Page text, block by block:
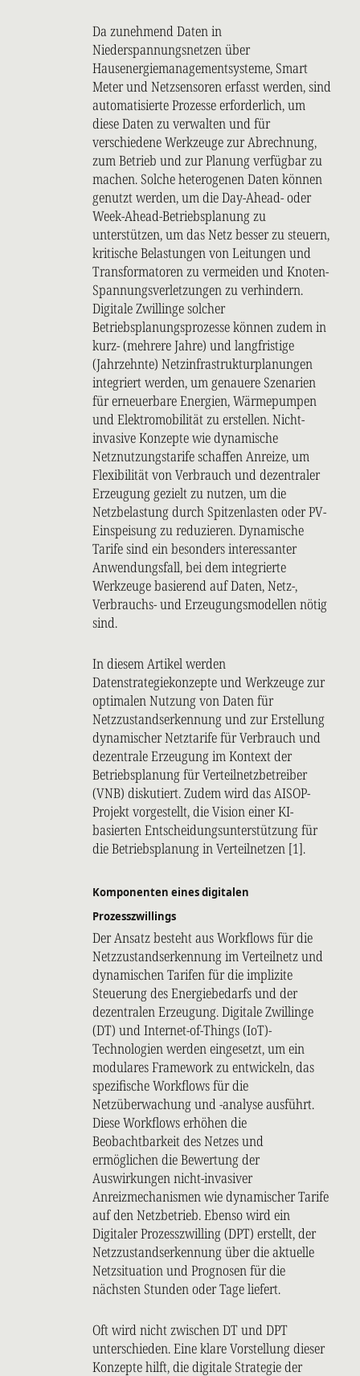
Da zunehmend Daten in
Niederspannungsnetzen über
Hausenergiemanagementsysteme, Smart
Meter und Netzsensoren erfasst werden, sind
automatisierte Prozesse erforderlich, um
diese Daten zu verwalten und für
verschiedene Werkzeuge zur Abrechnung,
zum Betrieb und zur Planung verfügbar zu
machen. Solche heterogenen Daten können
genutzt werden, um die Day-Ahead- oder
Week-Ahead-Betriebsplanung zu
unterstützen, um das Netz besser zu steuern,
kritische Belastungen von Leitungen und
Transformatoren zu vermeiden und Knoten-
Spannungsverletzungen zu verhindern.
Digitale Zwillinge solcher
Betriebsplanungsprozesse können zudem in
kurz- (mehrere Jahre) und langfristige
(Jahrzehnte) Netzinfrastrukturplanungen
integriert werden, um genauere Szenarien
für erneuerbare Energien, Wärmepumpen
und Elektromobilität zu erstellen. Nicht-
invasive Konzepte wie dynamische
Netznutzungstarife schaffen Anreize, um
Flexibilität von Verbrauch und dezentraler
Erzeugung gezielt zu nutzen, um die
Netzbelastung durch Spitzenlasten oder PV-
Einspeisung zu reduzieren. Dynamische
Tarife sind ein besonders interessanter
Anwendungsfall, bei dem integrierte
Werkzeuge basierend auf Daten, Netz-,
Verbrauchs- und Erzeugungsmodellen nötig
sind.
In diesem Artikel werden
Datenstrategiekonzepte und Werkzeuge zur
optimalen Nutzung von Daten für
Netzzustandserkennung und zur Erstellung
dynamischer Netztarife für Verbrauch und
dezentrale Erzeugung im Kontext der
Betriebsplanung für Verteilnetzbetreiber
(VNB) diskutiert. Zudem wird das AISOP-
Projekt vorgestellt, die Vision einer KI-
basierten Entscheidungsunterstützung für
die Betriebsplanung in Verteilnetzen [1].
Komponenten eines digitalen
Prozesszwillings
Der Ansatz besteht aus Workflows für die
Netzzustandserkennung im Verteilnetz und
dynamischen Tarifen für die implizite
Steuerung des Energiebedarfs und der
dezentralen Erzeugung. Digitale Zwillinge
(DT) und Internet-of-Things (IoT)-
Technologien werden eingesetzt, um ein
modulares Framework zu entwickeln, das
spezifische Workflows für die
Netzüberwachung und -analyse ausführt.
Diese Workflows erhöhen die
Beobachtbarkeit des Netzes und
ermöglichen die Bewertung der
Auswirkungen nicht-invasiver
Anreizmechanismen wie dynamischer Tarife
auf den Netzbetrieb. Ebenso wird ein
Digitaler Prozesszwilling (DPT) erstellt, der
Netzzustandserkennung über die aktuelle
Netzsituation und Prognosen für die
nächsten Stunden oder Tage liefert.
Oft wird nicht zwischen DT und DPT
unterschieden. Eine klare Vorstellung dieser
Konzepte hilft, die digitale Strategie der